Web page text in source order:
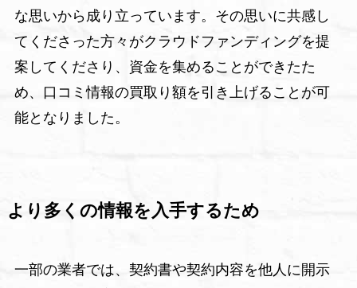
な思いから成り立っています。その思いに共感し
てくださった方々がクラウドファンディングを提
案してくださり、資金を集めることができたた
め、口コミ情報の買取り額を引き上げることが可
能となりました。
より多くの情報を入手するため
一部の業者では、契約書や契約内容を他人に開示